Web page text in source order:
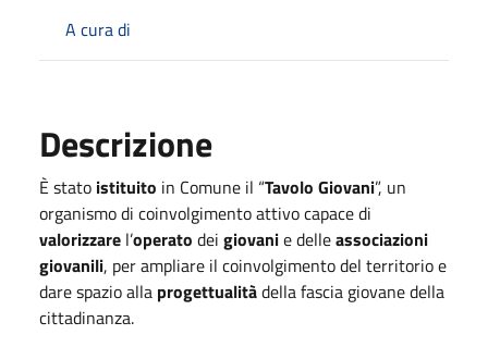
A cura di
Descrizione
È stato istituito in Comune il “Tavolo Giovani”, un
organismo di coinvolgimento attivo capace di
valorizzare l’operato dei giovanie delleassociazioni
giovanili, per ampliare il coinvolgimento del territorio e
dare spazio alla progettualitàdella fascia giovane della
cittadinanza.